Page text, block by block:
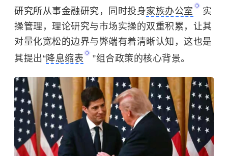
研究所从事金融研究，同时投身家族办公室
实
操管理，理论研究与市场实操的双重积累，让其
对量化宽松的边界与弊端有着清晰认知，这也是
其提出“降息缩表 ”组合政策的核心背景。